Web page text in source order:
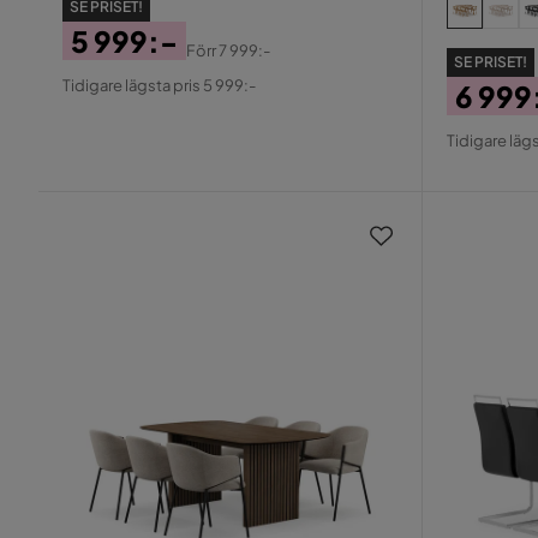
SE PRISET!
Pris
5 999:-
Original
Förr7 999:-
Tidigare lägsta pris 5 999:-
SE PRISET!
Pris
6
Tidigare